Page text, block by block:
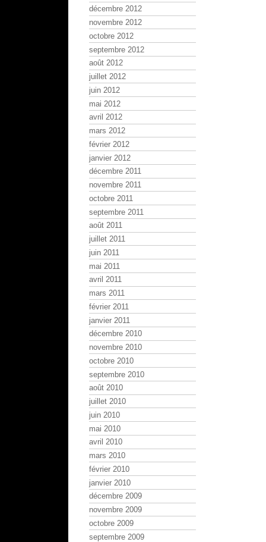
décembre 2012
novembre 2012
octobre 2012
septembre 2012
août 2012
juillet 2012
juin 2012
mai 2012
avril 2012
mars 2012
février 2012
janvier 2012
décembre 2011
novembre 2011
octobre 2011
septembre 2011
août 2011
juillet 2011
juin 2011
mai 2011
avril 2011
mars 2011
février 2011
janvier 2011
décembre 2010
novembre 2010
octobre 2010
septembre 2010
août 2010
juillet 2010
juin 2010
mai 2010
avril 2010
mars 2010
février 2010
janvier 2010
décembre 2009
novembre 2009
octobre 2009
septembre 2009